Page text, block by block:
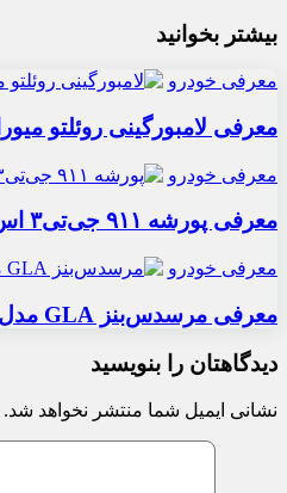
بیشتر بخوانید
معرفی خودرو
معرفی لامبورگینی روئلتو میورا ۶۰ هومج ۲۰۲۶: پرچم‌دار هیبریدی
معرفی خودرو
معرفی پورشه ۹۱۱ جی‌تی۳ اس‌سی ۲۰۲۷: با سقف کاملاً برقی
معرفی خودرو
معرفی مرسدس‌بنز GLA مدل ۲۰۲۷: تحول دیجیتال
دیدگاهتان را بنویسید
نشانی ایمیل شما منتشر نخواهد شد.